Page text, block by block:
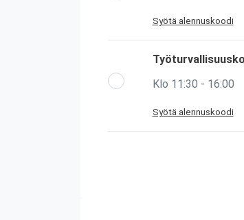
Syötä alennuskoodi
Klo 11:30 - 16:00
Syötä alennuskoodi